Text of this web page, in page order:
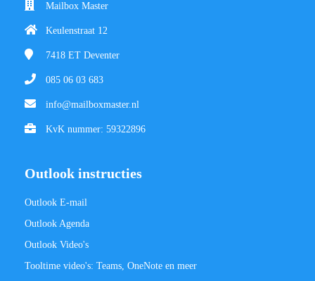
Mailbox Master
Keulenstraat 12
7418 ET Deventer
085 06 03 683
info@mailboxmaster.nl
KvK nummer: 59322896
Outlook instructies
Outlook E-mail
Outlook Agenda
Outlook Video's
Tooltime video's: Teams, OneNote en meer